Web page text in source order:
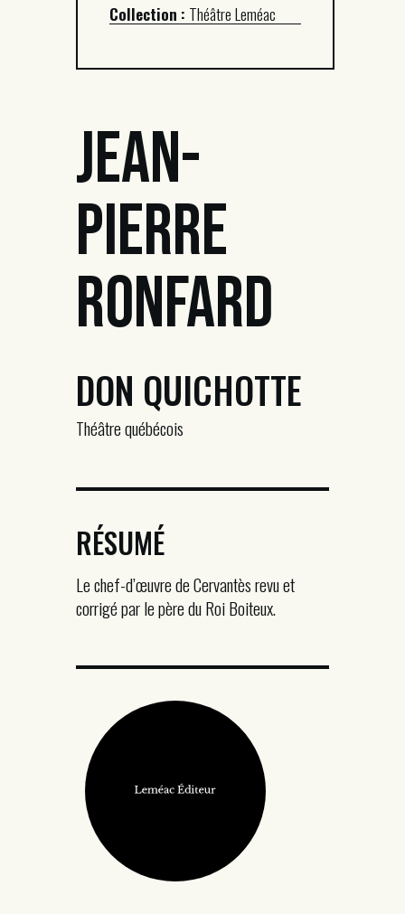
Collection : Théâtre Leméac
Jean-
Pierre
Ronfard
DON QUICHOTTE
Théâtre québécois
RÉSUMÉ
Le chef-d’œuvre de Cervantès revu et
corrigé par le père du Roi Boiteux.